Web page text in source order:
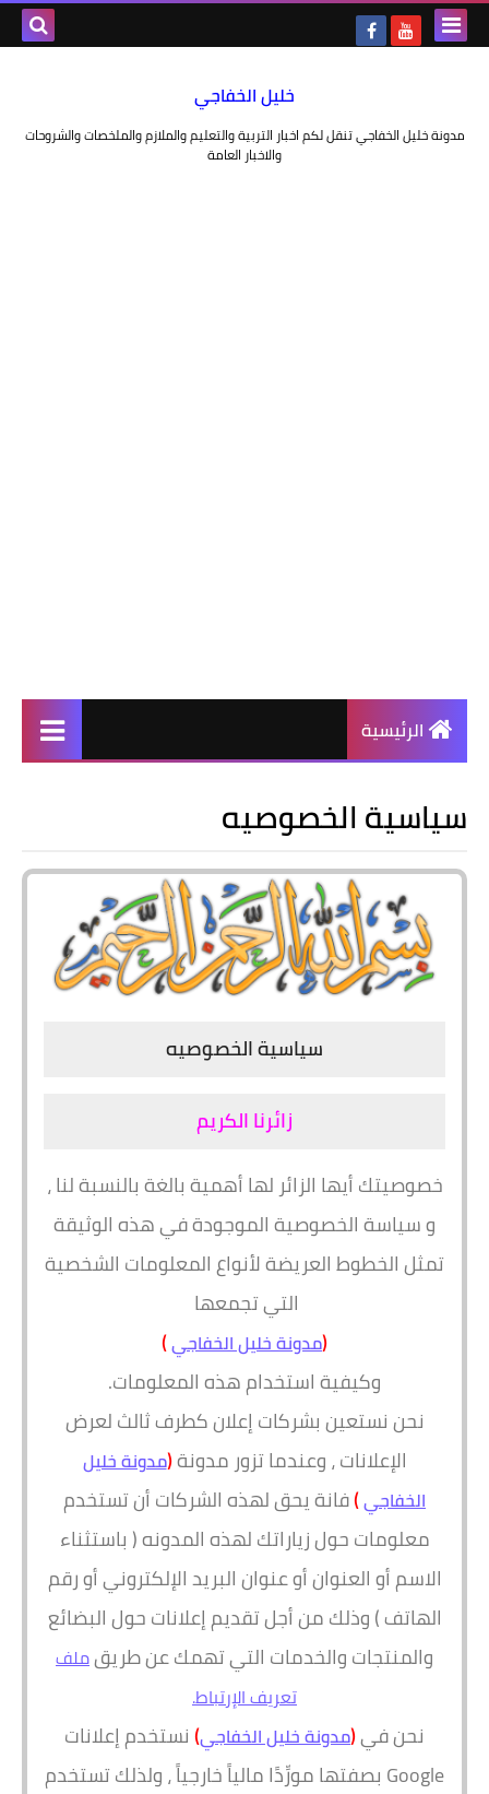
خليل الخفاجي
مدونة خليل الخفاجي تنقل لكم اخبار التربية والتعليم والملازم والملخصات والشروحات
والاخبار العامة
الرئيسية
سياسية الخصوصيه
سياسية الخصوصيه
زائرنا الكريم
خصوصيتك أيها الزائر لها أهمية بالغة بالنسبة لنا ،
و سياسة الخصوصية الموجودة في هذه الوثيقة
تمثل الخطوط العريضة لأنواع المعلومات الشخصية
التي تجمعها
(مدونة خليل الخفاجي)
وكيفية استخدام هذه المعلومات.
نحن نستعين بشركات إعلان كطرف ثالث لعرض
الإعلانات ، وعندما تزور مدونة(مدونة خليل
الخفاجي)فانة يحق لهذه الشركات أن تستخدم
معلومات حول زياراتك لهذه المدونه ( باستثناء
الاسم أو العنوان أو عنوان البريد الإلكتروني أو رقم
الهاتف ) وذلك من أجل تقديم إعلانات حول البضائع
والمنتجات والخدمات التي تهمك عن طريقملف
تعريف الإرتباط.
نحن في(مدونة خليل الخفاجي)نستخدم إعلانات
Google بصفتها مورِّدًا مالياً خارجياً ، ولذلك تستخدم